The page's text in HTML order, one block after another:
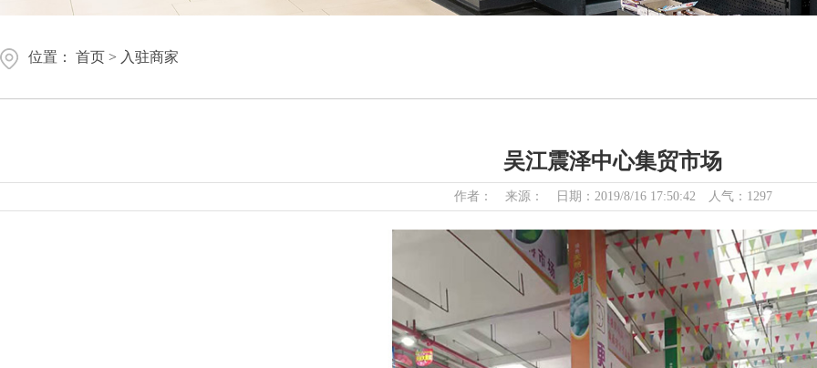
位置： 首页 > 入驻商家
吴江震泽中心集贸市场
作者： 来源： 日期：2019/8/16 17:50:42 人气：1297